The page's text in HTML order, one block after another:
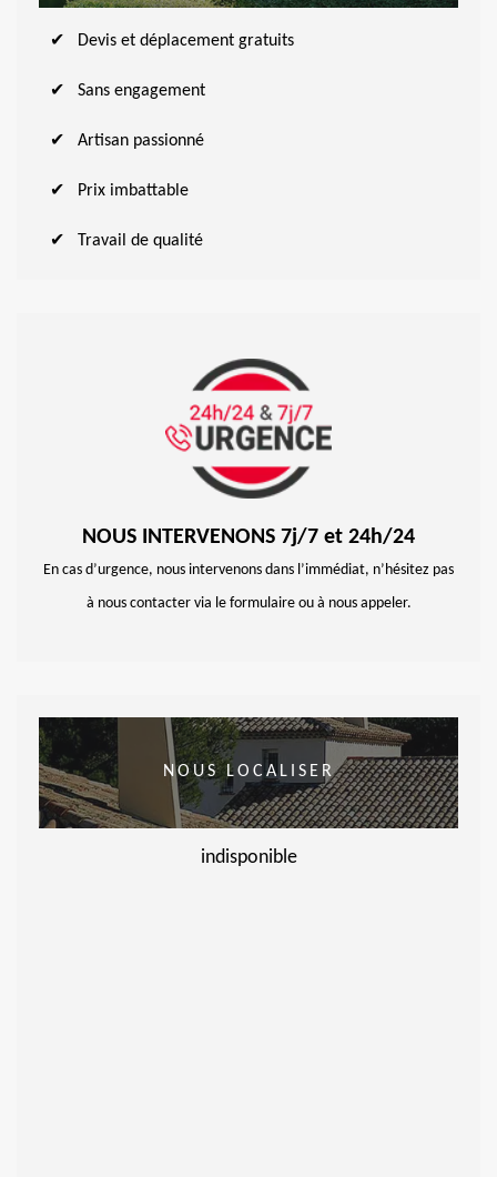
Devis et déplacement gratuits
Sans engagement
Artisan passionné
Prix imbattable
Travail de qualité
NOUS INTERVENONS 7j/7 et 24h/24
En cas d’urgence, nous intervenons dans l’immédiat, n’hésitez pas
à nous contacter via le formulaire ou à nous appeler.
NOUS LOCALISER
indisponible